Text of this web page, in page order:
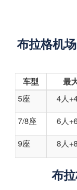
布拉格机
车型 最
5座
4人
7/8座 6人
9座 8人
布